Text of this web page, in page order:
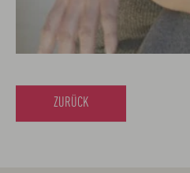
ZURÜCK